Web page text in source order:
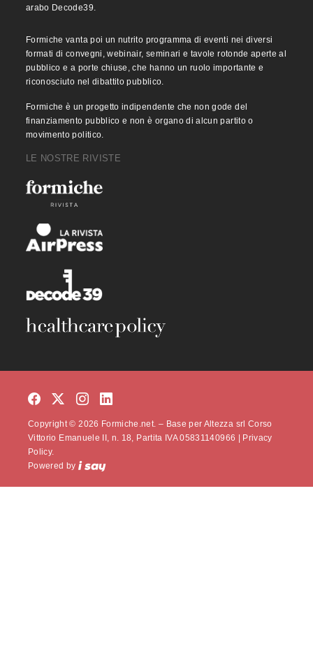
arabo Decode39.
Formiche vanta poi un nutrito programma di eventi nei diversi
formati di convegni, webinair, seminari e tavole rotonde aperte al
pubblico e a porte chiuse, che hanno un ruolo importante e
riconosciuto nel dibattito pubblico.
Formiche è un progetto indipendente che non gode del
finanziamento pubblico e non è organo di alcun partito o
movimento politico.
LE NOSTRE RIVISTE
Copyright © 2026 Formiche.net. – Base per Altezza srl Corso
Vittorio Emanuele II, n. 18, Partita IVA 05831140966 |
Privacy
Policy.
Powered by